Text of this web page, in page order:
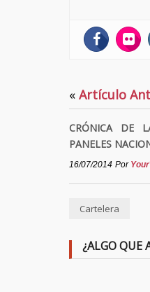
« Artículo
CRÓNICA DE
PANELES
16/07/2014 Por
Cartelera
¿ALGO QUE